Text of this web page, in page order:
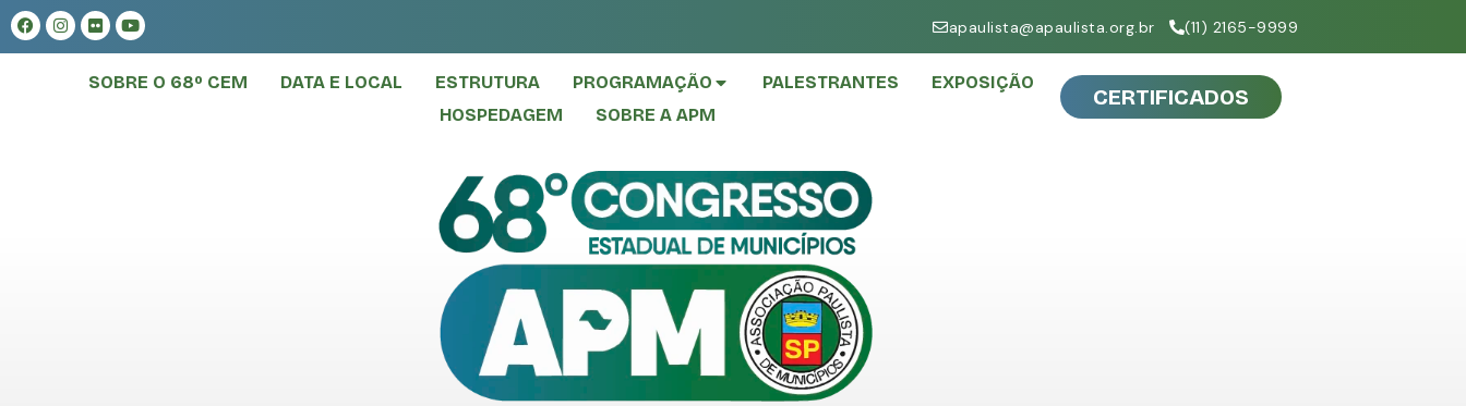
apaulista@apaulista.org.br (11) 2165-9999
SOBRE O 68º CEM DATA E LOCAL ESTRUTURA PROGRAMAÇÃO PALESTRANTES
EXPOSIÇÃO
HOSPEDAGEM
SOBRE A APM
CERTIFICADOS